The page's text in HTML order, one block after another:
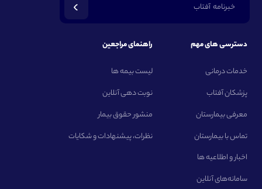
خبرنامه آفتاب
دسترسی های مهم
خدمات درمانی
پزشکان آفتاب
معرفی بیمارستان
تماس با بیمارستان
اخبار و اطلاعیه ها
سامانه‌های آنلاین
راهنمای مراجعین
لیست بیمه ها
نوبت دهی آنلاین
منشور حقوق بیمار
نظرات، پیشنهادات و شکایات